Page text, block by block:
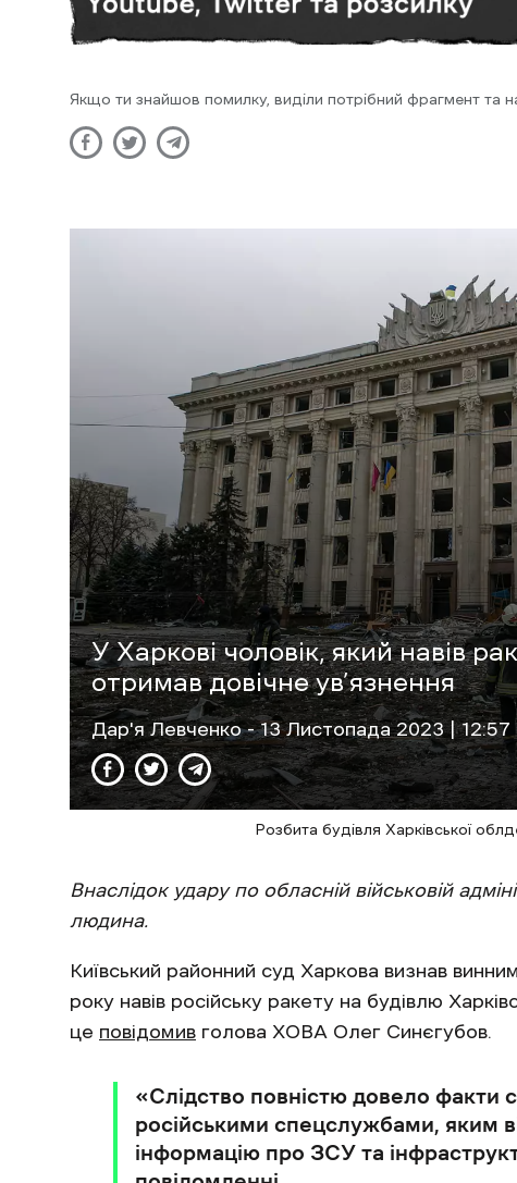
Якщо ти знайшов помилку, виділи потрібний фрагмент та
У Харкові чоловік, який навів
отримав довічне ув’язнення
Дар'я Левченко- 13 Листопада 2023 | 12:57
Розбита будівля Харківської
Внаслідок удару по обласній військовій
людина.
Київський районний суд Харкова визнав
року навів російську ракету на будівлю
це повідомив голова ХОВА Олег Синєгубов.
«Слідство повністю довело факти
російськими спецслужбами, яким
інформацію про ЗСУ та